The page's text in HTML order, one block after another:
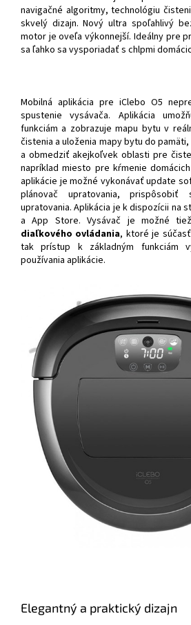
navigačné algoritmy, technológiu
skvelý dizajn. Nový ultra spoľahlivý
motor je oveľa výkonnejší. Ideálny pre
sa ľahko sa vysporiadať s chlpmi
Mobilná aplikácia pre iClebo O5
spustenie vysávača. Aplikácia
funkciám a zobrazuje mapu bytu v
čistenia a uloženia mapy bytu do
a obmedziť akejkoľvek oblasti pre
napríklad miesto pre kŕmenie
aplikácie je možné vykonávať update
plánovač upratovania,
upratovania. Aplikácia je k dispozícii na
a App Store. Vysávač je možné tiež
diaľkového ovládania, ktoré je
tak prístup k základným funkciám
používania aplikácie.
Elegantný a praktický dizajn